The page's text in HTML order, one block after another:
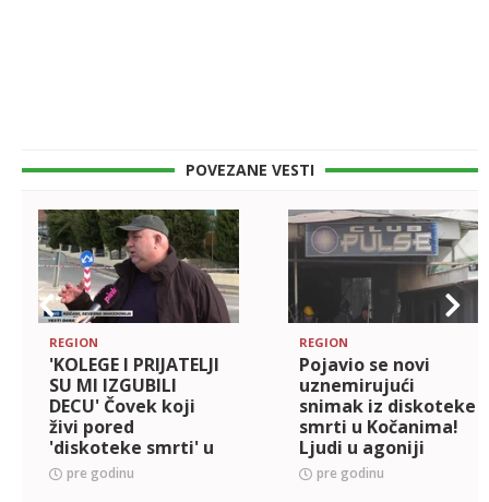
POVEZANE VESTI
REGION
'KOLEGE I PRIJATELJI
SU MI IZGUBILI
DECU' Čovek koji
živi pored
'diskoteke smrti' u
Kočanima za TV
Pink otkrio sav užas
pre godinu
REGION
Pojavio se novi
uznemirujući
snimak iz diskoteke
smrti u Kočanima!
Ljudi u agoniji
vrište i beže!
(VIDEO)
pre godinu